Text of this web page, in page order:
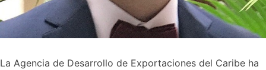
La Agencia de Desarrollo de Exportaciones del Caribe ha